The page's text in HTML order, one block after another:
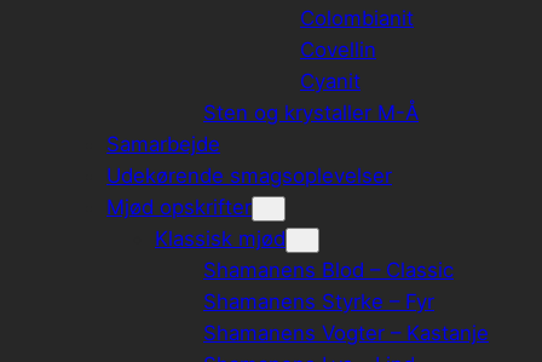
Colombianit
Covellin
Cyanit
Sten og krystaller M-Å
Samarbejde
Udekørende smagsoplevelser
Mjød opskrifter
Klassisk mjød
Shamanens Blod – Classic
Shamanens Styrke – Fyr
Shamanens Vogter – Kastanje